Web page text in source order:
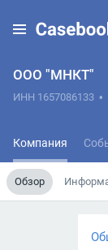
ООО "МНКТ"
ИНН 1657086133 •
Компания
Обзор